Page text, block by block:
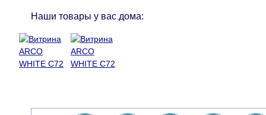
Наши товары у вас дома: